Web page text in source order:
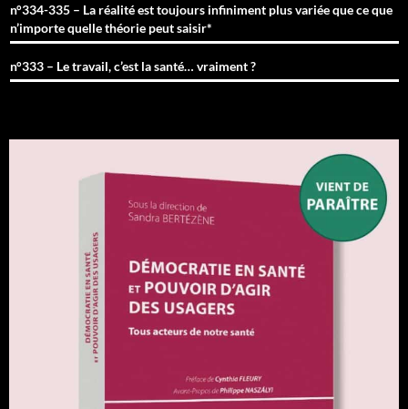
n°334-335 – La réalité est toujours infiniment plus variée que ce que
n’importe quelle théorie peut saisir*
n°333 – Le travail, c’est la santé… vraiment ?